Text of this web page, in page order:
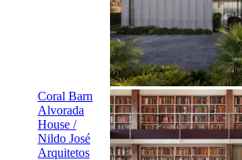
Coral Barn
Alvorada
House /
Nildo José
Arquitetos